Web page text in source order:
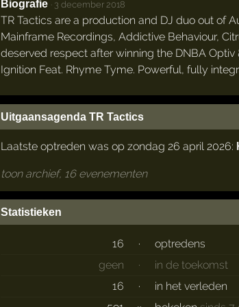
Biografie · 3 december 2018
TR Tactics are a production and DJ duo out of
Mainframe Recordings, Addictive Behaviour,
deserved respect after winning the DNBA
Ignition Feat. Rhyme Tyme. Powerful, fully
Uitgaansagenda TR Tactics
Laatste optreden was op zondag 26 april 2026:
toon archief, 16 evenementen
Statistieken
16 ·
optredens
geen
·
in de toekomst
16
·
in het verleden